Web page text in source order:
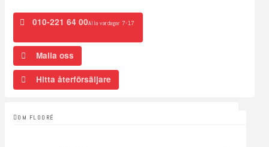
010-221 64 00Alla vardagar 7-17
Maila oss
Hitta återförsäljare
OM FLOORÉ